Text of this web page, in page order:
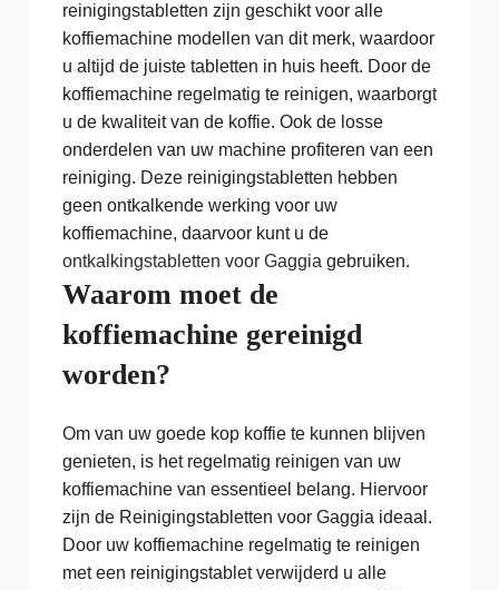
reinigingstabletten zijn geschikt voor alle
koffiemachine modellen van dit merk, waardoor
u altijd de juiste tabletten in huis heeft. Door de
koffiemachine regelmatig te reinigen, waarborgt
u de kwaliteit van de koffie. Ook de losse
onderdelen van uw machine profiteren van een
reiniging. Deze reinigingstabletten hebben
geen ontkalkende werking voor uw
koffiemachine, daarvoor kunt u de
ontkalkingstabletten voor Gaggia gebruiken.
Waarom moet de
koffiemachine gereinigd
worden?
Om van uw goede kop koffie te kunnen blijven
genieten, is het regelmatig reinigen van uw
koffiemachine van essentieel belang. Hiervoor
zijn de Reinigingstabletten voor Gaggia ideaal.
Door uw koffiemachine regelmatig te reinigen
met een reinigingstablet verwijderd u alle